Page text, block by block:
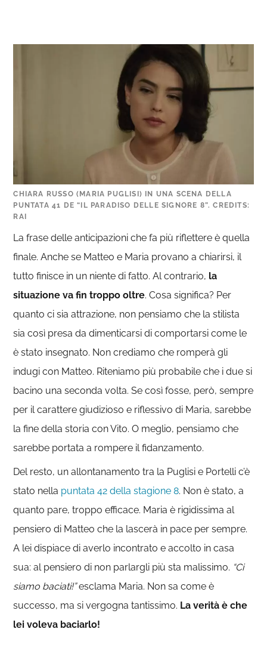
CHIARA RUSSO (MARIA PUGLISI) IN UNA SCENA DELLA
PUNTATA 41 DE “IL PARADISO DELLE SIGNORE 8”. CREDITS:
RAI
La frase delle anticipazioni che fa più riflettere è quella
finale. Anche se Matteo e Maria provano a chiarirsi, il
tutto finisce in un niente di fatto. Al contrario, la
situazione va fin troppo oltre. Cosa significa? Per
quanto ci sia attrazione, non pensiamo che la stilista
sia così presa da dimenticarsi di comportarsi come le
è stato insegnato. Non crediamo che romperà gli
indugi con Matteo. Riteniamo più probabile che i due si
bacino una seconda volta. Se così fosse, però, sempre
per il carattere giudizioso e riflessivo di Maria, sarebbe
la fine della storia con Vito. O meglio, pensiamo che
sarebbe portata a rompere il fidanzamento.
Del resto, un allontanamento tra la Puglisi e Portelli c’è
stato nella puntata 42 della stagione 8. Non è stato, a
quanto pare, troppo efficace. Maria è rigidissima al
pensiero di Matteo che la lascerà in pace per sempre.
A lei dispiace di averlo incontrato e accolto in casa
sua: al pensiero di non parlargli più sta malissimo. “Ci
siamo baciati!”esclama Maria. Non sa come è
successo, ma si vergogna tantissimo. La verità è che
lei voleva baciarlo!